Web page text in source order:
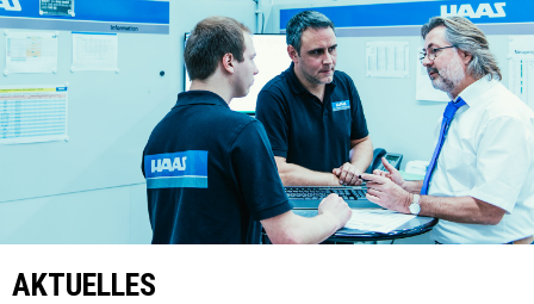
AKTUELLES